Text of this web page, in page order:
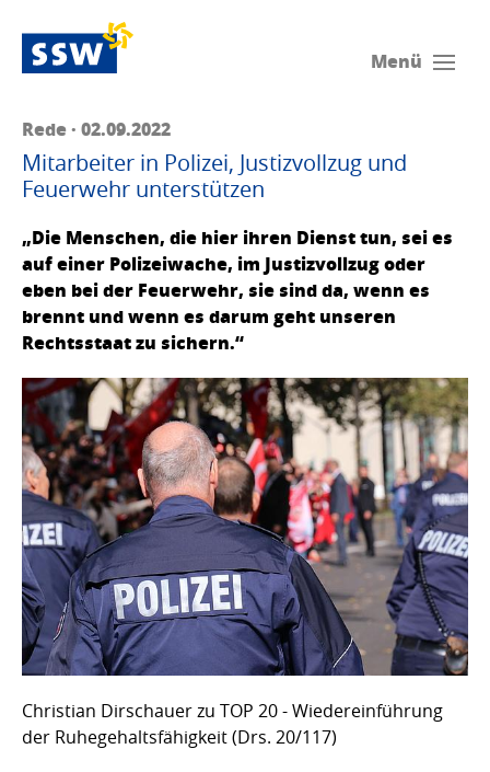
Menü
Rede · 02.09.2022
Mitarbeiter in Polizei, Justizvollzug und
Feuerwehr unterstützen
„Die Menschen, die hier ihren Dienst tun, sei es
auf einer Polizeiwache, im Justizvollzug oder
eben bei der Feuerwehr, sie sind da, wenn es
brennt und wenn es darum geht unseren
Rechtsstaat zu sichern.“
Christian Dirschauer zu TOP 20 - Wiedereinführung
der Ruhegehaltsfähigkeit (Drs. 20/117)